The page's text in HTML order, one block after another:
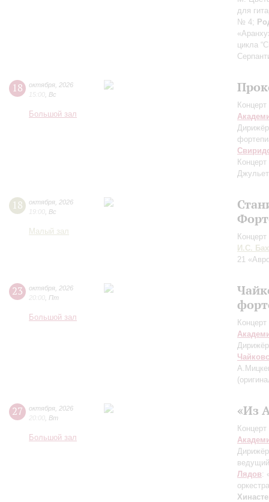
для
№ 4;
цикла
18 октября 2026
15:00 Вс
Большой зал
18 октября 2026
19:00 Вс
Малый зал
И.С. Бах
21
23 октября 2026
20:00 Пт
Большой зал
27 октября 2026
20:00 Вт
Большой зал
«Из
ведущий
Лядов: